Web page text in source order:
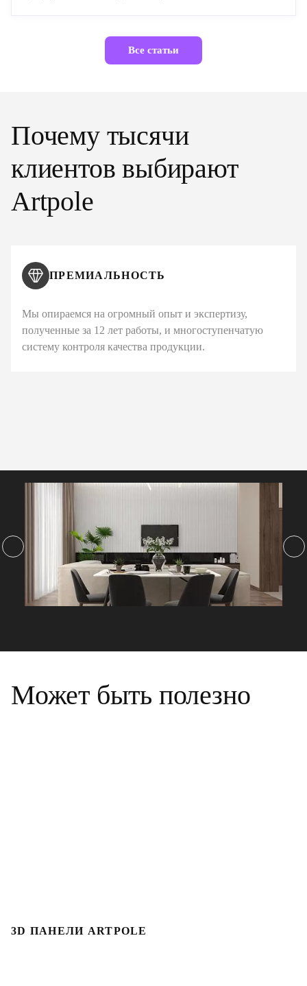
Все статьи
Почему тысячи
клиентов выбирают
Artpole
ПРЕМИАЛЬНОСТЬ
Мы опираемся на огромный опыт и экспертизу,
полученные за 12 лет работы, и многоступенчатую
систему контроля качества продукции.
Может быть полезно
3D ПАНЕЛИ ARTPOLE